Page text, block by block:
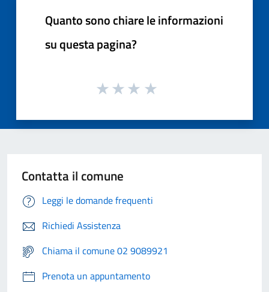
Quanto sono chiare le informazioni
su questa pagina?
Contatta il comune
Leggi le domande frequenti
Richiedi Assistenza
Chiama il comune 02 9089921
Prenota un appuntamento